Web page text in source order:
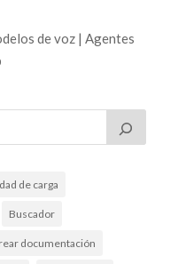
de voz | Agentes
de carga
Buscador
documentación